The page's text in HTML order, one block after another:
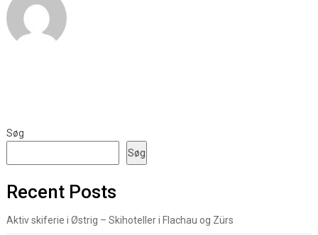
Søg
Søg
Recent Posts
Aktiv skiferie i Østrig – Skihoteller i Flachau og Zürs